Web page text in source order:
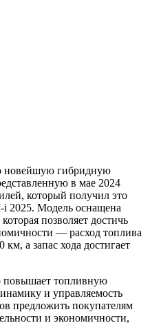
новейшую гибридную
в мае 2024
который получил это
2025. Модель оснащена
позволяет достичь
— расход топлива
км, а запас хода достигает
повышает топливную
и управляемость
предложить покупателям
и экономичности,